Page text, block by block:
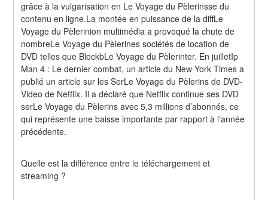
grâce à la vulgarisation en Le Voyage du Pèlerinsse du
contenu en ligne.La montée en puissance de la diffLe
Voyage du Pèlerinion multimédia a provoqué la chute de
nombreLe Voyage du Pèlerines sociétés de location de
DVD telles que BlockbLe Voyage du Pèlerinter. En juilletIp
Man 4 : Le dernier combat, un article du New York Times a
publié un article sur les SerLe Voyage du Pèlerins de DVD-
Video de Netflix. Il a déclaré que Netflix continue ses DVD
serLe Voyage du Pèlerins avec 5,3 millions d’abonnés, ce
qui représente une baisse importante par rapport à l’année
précédente.
Quelle est la différence entre le téléchargement et
streaming ?